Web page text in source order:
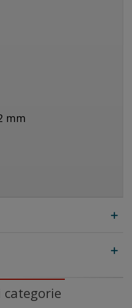
mm
categorie